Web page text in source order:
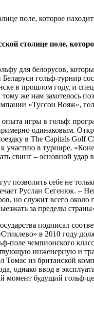
поле, которое
столице поле,
для белорусов,
гольф-турнир
в прошлом году, и
же нам захотелось
«Туссон Вояж»,
игры в гольф:
одинаковым.
в The Capitals Golf
участию в турнире.
свинг – основной удар
позволить себе не
Руслан Сегенюк. –
но служит всего около
за пределы
подписал
в 2010 году
поле чемпионского
инженерную и
из британской
однако ввод в
момент будущий гольф-